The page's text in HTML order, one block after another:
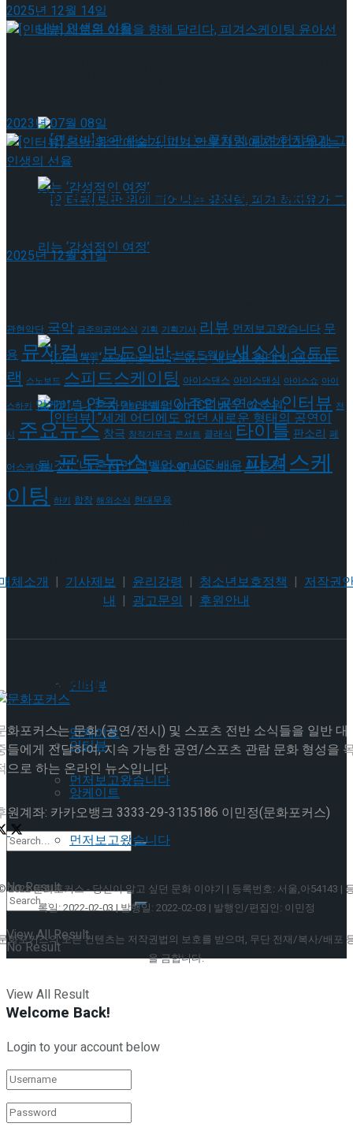
[인터뷰] 은반 위의 예술가, 피겨 안무가 신예지
[인터뷰] 빙판 위에 피어나는 꽃처럼, 피겨 허지
[인터뷰] “세계 어디에도 없던 새로운 형태의
인터뷰
앙케이트
먼저보고왔습니다
No Result
View All Result
가 그려내는 인생의 선율
유가 그리는 ‘감성적인 여정’
공연이 될 것”, ‘나 혼자만 레벨업 on ICE’ 배우
Trending Tags
인터뷰
앙케이트
먼저보고왔습니다
No Result
View All Result
2025년 12월 14일
2023년 07월 08일
[인터뷰] 은반 위의 예술가, 피겨 안무가 신예지가 그
2025년 12월 31일
관현악단 국악 금주의공연소식 기획 기획기사 리뷰 먼저보고왔습니다 무
용 뮤지컬 발레 보도일반브로드웨이새소식쇼트트
랙 스노보드 스피드스케이팅 아이스댄스 아이스댄싱 아이스쇼 아이
스하키 앙케이트연극 영화 오페라 이주의공연소식인터뷰 전
시 주요뉴스 창극 창작가무극 콘서트 클래식 타이틀 판소리 페
어스케이팅 포토뉴스 프레스콜 피겨스케이티 피겨스케
이팅 하키 합창 해외소식 현대무용
체소개 | 기사제보 | 윤리강령 | 청소년보호정책 | 저작권
내 | 광고문의 | 후원안내
화포커스는 문화 (공연/전시) 및 스포츠 전반 소식들을 일반 대
들에게 전달하여, 지속 가능한 공연/스포츠 관람 문화 형성을
으로 하는 온라인 뉴스입니다.
원계좌: 카카오뱅크 3333-29-3135186 이민정(문화포커스)
2022 문화포커스 - 당신이 알고 싶던 문화 이야기 | 등록번호: 서울,아54143 |
록일: 2022-02-03 | 발행일: 2022-02-03 | 발행인/편집인: 이민정
화포커스의 모든 컨텐츠는 저작권법의 보호를 받으며, 무단 전재/복사/배포
을 금합니다.
Welcome Back!
Login to your account below